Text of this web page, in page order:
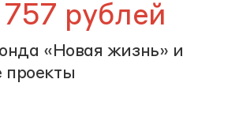
рублей
«Новая жизнь» и
проекты